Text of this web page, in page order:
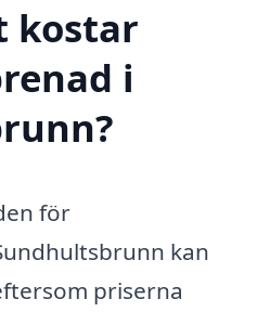
kostar
i
för
kan
priserna